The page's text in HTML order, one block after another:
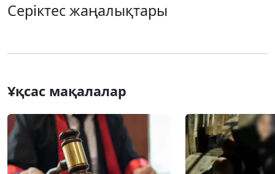
Серіктес жаңалықтары
Ұқсас мақалалар